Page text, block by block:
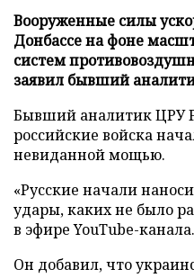
Вооруженные силы
Донбассе на фоне
систем
заявил бывший
Бывший аналитик ЦРУ
российские войска
невиданной мощью.
«Русские начали
удары, каких не было
в эфире YouTube-канала.
Он добавил, что